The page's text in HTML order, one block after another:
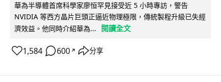
華為半導體首席科學家廖恒罕見接受近 5 小時專訪，警告
NVIDIA 等西方晶片巨頭正逼近物理極限，傳統製程升級已失經
濟效益。他同時介紹華為...
閱讀全文
1,584 600 ↗ 分享